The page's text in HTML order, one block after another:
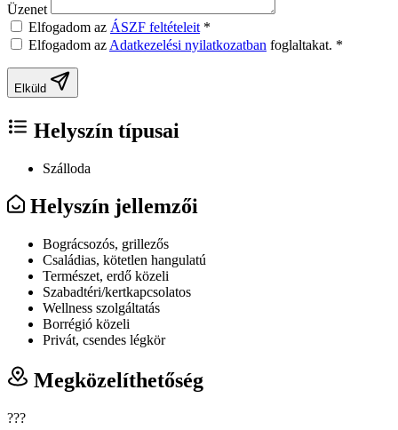
Üzenet
Elfogadom az ÁSZF feltételeit *
Elfogadom az Adatkezelési nyilatkozatban foglaltakat. *
Elküld
Helyszín típusai
Szálloda
Helyszín jellemzői
Bográcsozós, grillezős
Családias, kötetlen hangulatú
Természet, erdő közeli
Szabadtéri/kertkapcsolatos
Wellness szolgáltatás
Borrégió közeli
Privát, csendes légkör
Megközelíthetőség
???